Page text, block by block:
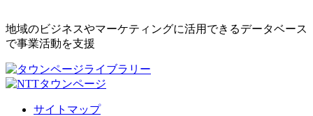
地域のビジネスやマーケティングに活用できるデータベース
で事業活動を支援
サイトマップ